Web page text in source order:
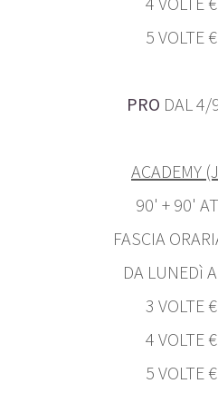
5 VOLTE
PRO DAL 4/
ACADEMY
90' + 90'
FASCIA
DA LUNEDì
3 VOLTE
4 VOLTE
5 VOLTE